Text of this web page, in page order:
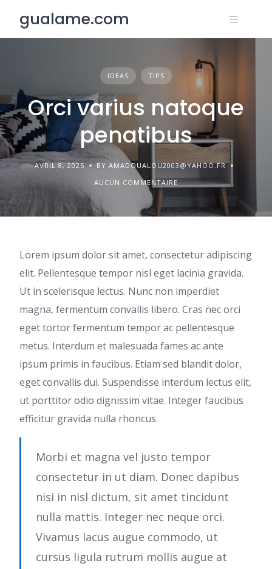
content
gualame.com
IDEAS TIPS
Orci varius natoque
penatibus
AVRIL 8, 2025
BY AMADOUALOU2003@YAHOO.FR
AUCUN COMMENTAIRE
Lorem ipsum dolor sit amet, consectetur adipiscing
elit. Pellentesque tempor nisl eget lacinia gravida.
Ut in scelerisque lectus. Nunc non imperdiet
magna, fermentum convallis libero. Cras nec orci
eget tortor fermentum tempor ac pellentesque
metus. Interdum et malesuada fames ac ante
ipsum primis in faucibus. Etiam sed blandit dolor,
eget convallis dui. Suspendisse interdum lectus elit,
ut porttitor odio dignissim vitae. Integer faucibus
efficitur gravida nulla rhoncus.
Morbi et magna vel justo tempor
consectetur in ut diam. Donec dapibus
nisi in nisl dictum, sit amet tincidunt
nulla mattis. Integer nec neque orci.
Vivamus lacus augue commodo, ut
cursus ligula rutrum mollis augue at